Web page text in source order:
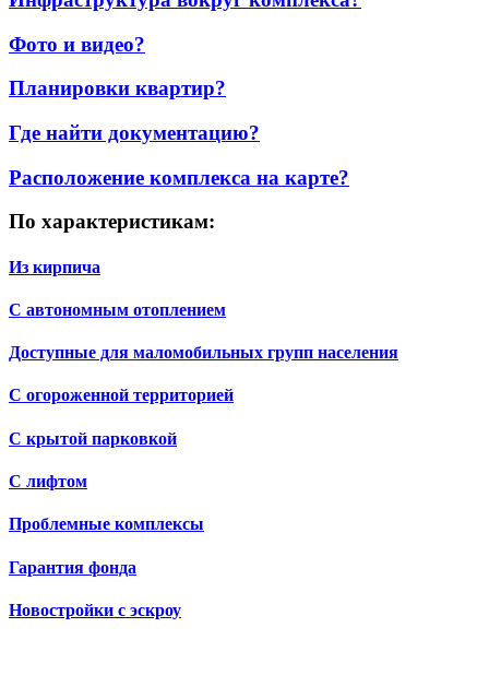
Фото и видео?
Планировки квартир?
Где найти документацию?
Расположение комплекса на карте?
По характеристикам:
Из кирпича
С автономным отоплением
Доступные для маломобильных групп населения
С огороженной территорией
С крытой парковкой
С лифтом
Проблемные комплексы
Гарантия фонда
Новостройки с эскроу